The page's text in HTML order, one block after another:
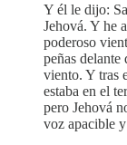
Y él le dijo:
Jehová. Y he
poderoso
peñas delante
viento. Y tras
estaba en el
pero Jehová
voz apacible